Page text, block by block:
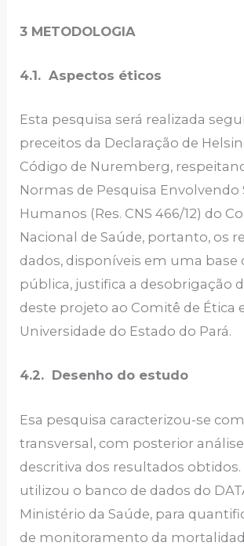
3 METODOLOGIA
4.1. Aspectos éticos
Esta pesquisa será realizada
preceitos da Declaração de
Código de Nuremberg,
Normas de Pesquisa Envolvendo
Humanos (Res. CNS 466/12) do
Nacional de Saúde, portanto, os
dados, disponíveis em uma base
pública, justifica a desobrigação
deste projeto ao Comitê de Ética
Universidade do Estado do Pará.
4.2. Desenho do estudo
Esa pesquisa caracterizou-se
transversal, com posterior
descritiva dos resultados obtidos.
utilizou o banco de dados do
Ministério da Saúde, para
de monitoramento da